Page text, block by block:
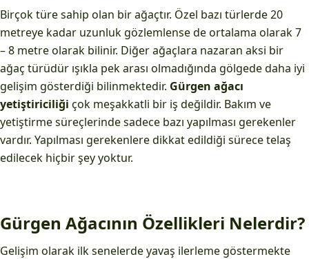
Birçok türe sahip olan bir ağaçtır. Özel bazı türlerde 20
metreye kadar uzunluk gözlemlense de ortalama olarak 7
– 8 metre olarak bilinir. Diğer ağaçlara nazaran aksi bir
ağaç türüdür ışıkla pek arası olmadığında gölgede daha iyi
gelişim gösterdiği bilinmektedir. Gürgen ağacı
yetiştiriciliği çok meşakkatli bir iş değildir. Bakım ve
yetiştirme süreçlerinde sadece bazı yapılması gerekenler
vardır. Yapılması gerekenlere dikkat edildiği sürece telaş
edilecek hiçbir şey yoktur.
Gürgen Ağacının Özellikleri Nelerdir?
Gelişim olarak ilk senelerde yavaş ilerleme göstermekte